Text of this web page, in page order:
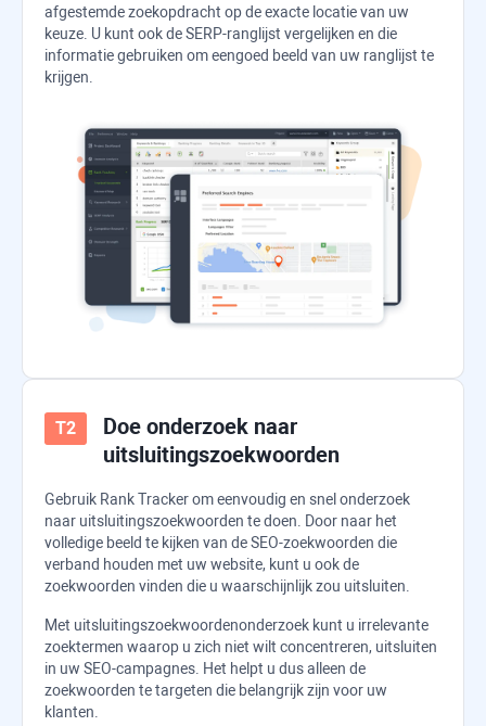
afgestemde zoekopdracht op de exacte locatie van uw
keuze. U kunt ook de SERP-ranglijst vergelijken en die
informatie gebruiken om een ​​goed beeld van uw ranglijst te
krijgen.
Doe onderzoek naar
uitsluitingszoekwoorden
Gebruik Rank Trackerom eenvoudig en snel onderzoek
naar uitsluitingszoekwoorden te doen. Door naar het
volledige beeld te kijken van de SEO-zoekwoorden die
verband houden met uw website, kunt u ook de
zoekwoorden vinden die u waarschijnlijk zou uitsluiten.
Met uitsluitingszoekwoordenonderzoek kunt u irrelevante
zoektermen waarop u zich niet wilt concentreren, uitsluiten
in uw SEO-campagnes. Het helpt u dus alleen de
zoekwoorden te targeten die belangrijk zijn voor uw
klanten.